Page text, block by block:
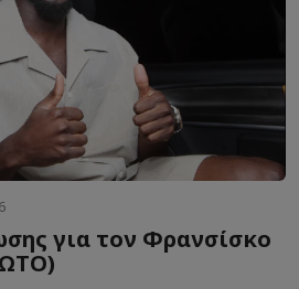
για τον Φρανσίσκο